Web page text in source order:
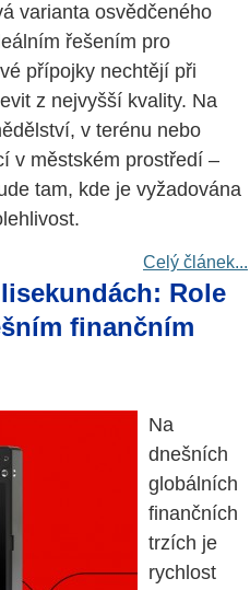
varianta osvědčeného
řešením pro
přípojky nechtějí při
z nejvyšší kvality. Na
v terénu nebo
v městském prostředí –
tam, kde je vyžadována
Celý článek...
Role
finančním
Na
dnešních
globálních
finančních
trzích je
rychlost